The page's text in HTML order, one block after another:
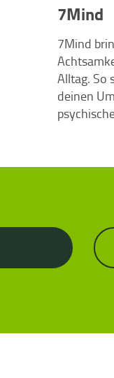
7Mind
7Mind
Alltag. So
deinen